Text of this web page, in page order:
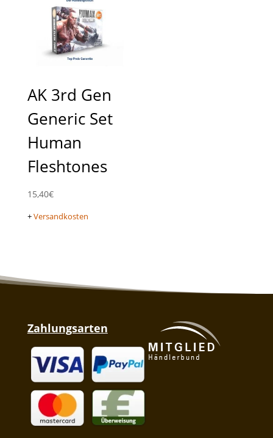
AK 3rd Gen
Generic Set
Human
Fleshtones
15,40€
+Versandkosten
Zahlungsarten